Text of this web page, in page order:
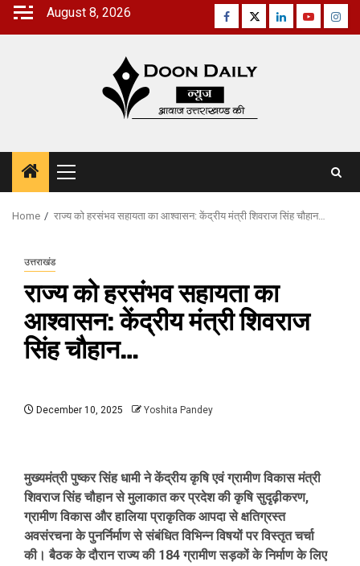
Skip
August 8, 2026 Facebook
TwitterLinkedinYoutube
Primary
Menu
Home राज्य को हरसंभव सहायता का आश्वासन: केंद्रीय मंत्री शिवराज सिंह चौहान…
उत्तराखंड
राज्य को हरसंभव सहायता का
आश्वासन: केंद्रीय मंत्री शिवराज
सिंह चौहान…
December 10, 2025 Yoshita Pandey
मुख्यमंत्री पुष्कर सिंह धामी ने केंद्रीय कृषि एवं ग्रामीण विकास मंत्री
शिवराज सिंह चौहान से मुलाकात कर प्रदेश की कृषि सुदृढ़ीकरण,
ग्रामीण विकास और हालिया प्राकृतिक आपदा से क्षतिग्रस्त
अवसंरचना के पुनर्निर्माण से संबंधित विभिन्न विषयों पर विस्तृत चर्चा
की। बैठक के दौरान राज्य की 184 ग्रामीण सड़कों के निर्माण के लिए